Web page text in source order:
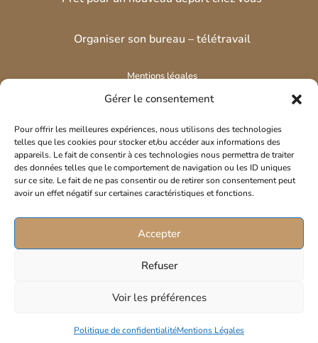
Gérer le consentement
Pour offrir les meilleures expériences, nous utilisons des technologies
telles que les cookies pour stocker et/ou accéder aux informations des
appareils. Le fait de consentir à ces technologies nous permettra de traiter
des données telles que le comportement de navigation ou les ID uniques
sur ce site. Le fait de ne pas consentir ou de retirer son consentement peut
avoir un effet négatif sur certaines caractéristiques et fonctions.
Accepter
Refuser
Voir les préférences
Politique de confidentialitéMentions Légales
Organiser son bureau – télétravail
Mentions légales
Accessibilité
Politique de cookies
Plan du site